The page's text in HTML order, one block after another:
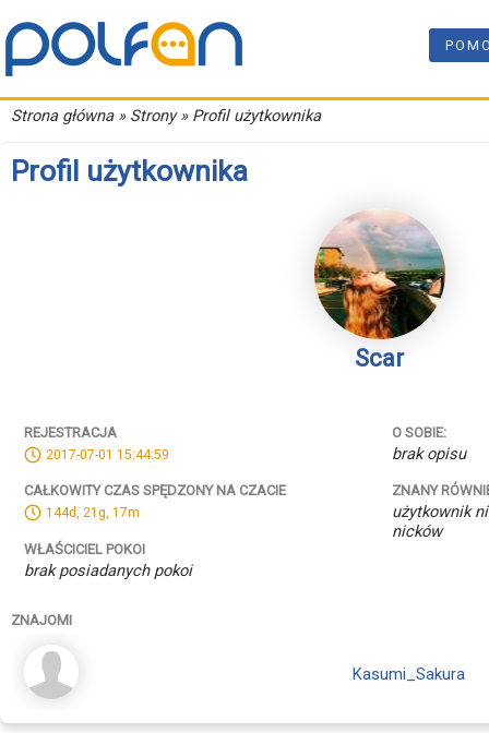
Strona główna» Strony » Profil użytkownika
Profil użytkownika
Scar
REJESTRACJA
2017-07-01 15:44:59
CAŁKOWITY CZAS SPĘDZONY NA CZACIE
144d, 21g, 17m
WŁAŚCICIEL POKOI
brak posiadanych pokoi
O SOBIE:
brak opisu
ZNANY
użytkownik
nicków
ZNAJOMI
Kasumi_Sakura